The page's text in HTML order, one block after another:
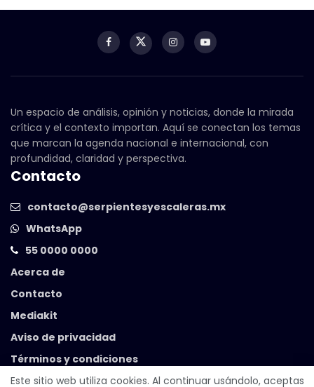
Un espacio de análisis, opinión y noticias, donde la mirada
crítica y el contexto importan. Aquí se conectan los temas
que marcan la agenda nacional e internacional, con
profundidad, claridad y perspectiva.
Contacto
contacto@serpientesyescaleras.mx
WhatsApp
55 0000 0000
Acerca de
Contacto
Mediakit
Aviso de privacidad
Términos y condiciones
Este sitio web utiliza cookies. Al continuar usándolo, aceptas